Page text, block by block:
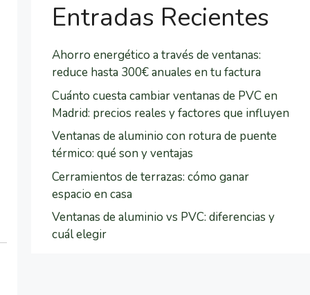
r
,
d
a
e
s
t
e
c
a
m
p
Entradas Recientes
Ahorro energético a través de ventanas:
reduce hasta 300€ anuales en tu factura
Cuánto cuesta cambiar ventanas de PVC en
Madrid: precios reales y factores que influyen
Ventanas de aluminio con rotura de puente
térmico: qué son y ventajas
Cerramientos de terrazas: cómo ganar
espacio en casa
Ventanas de aluminio vs PVC: diferencias y
cuál elegir